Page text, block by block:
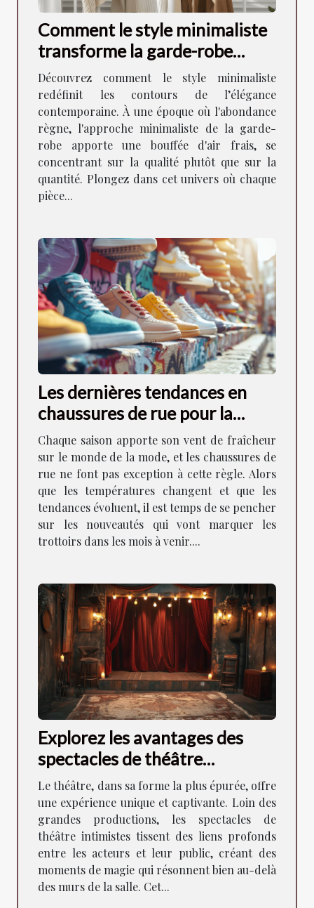
Comment le style minimaliste
transforme la garde-robe
moderne
Découvrez comment le style minimaliste
redéfinit les contours de l’élégance
contemporaine. À une époque où l'abondance
règne, l'approche minimaliste de la garde-
robe apporte une bouffée d'air frais, se
concentrant sur la qualité plutôt que sur la
quantité. Plongez dans cet univers où chaque
pièce...
Les dernières tendances en
chaussures de rue pour la
saison à venir
Chaque saison apporte son vent de fraîcheur
sur le monde de la mode, et les chaussures de
rue ne font pas exception à cette règle. Alors
que les températures changent et que les
tendances évoluent, il est temps de se pencher
sur les nouveautés qui vont marquer les
trottoirs dans les mois à venir....
Explorez les avantages des
spectacles de théâtre
intimistes pour la
communauté locale
Le théâtre, dans sa forme la plus épurée, offre
une expérience unique et captivante. Loin des
grandes productions, les spectacles de
théâtre intimistes tissent des liens profonds
entre les acteurs et leur public, créant des
moments de magie qui résonnent bien au-delà
des murs de la salle. Cet...